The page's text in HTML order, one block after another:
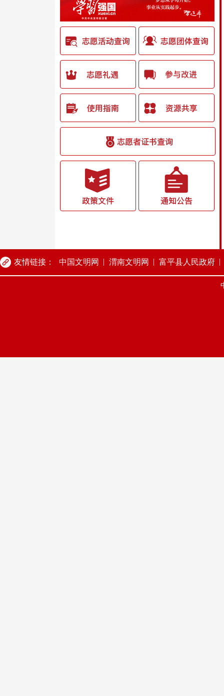
友情链接： 中国文明网 渭南文明网 富平县人民政府